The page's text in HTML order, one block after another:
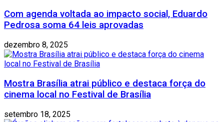
Com agenda voltada ao impacto social, Eduardo
Pedrosa soma 64 leis aprovadas
dezembro 8, 2025
Mostra Brasília atrai público e destaca força do
cinema local no Festival de Brasília
setembro 18, 2025